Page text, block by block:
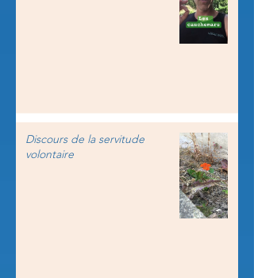
Discours de la servitude
volontaire